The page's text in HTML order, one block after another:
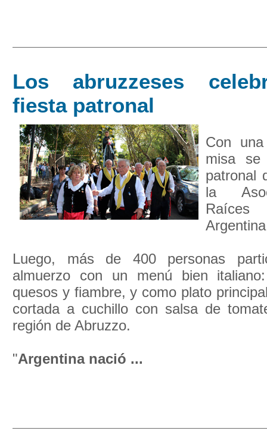
Los abruzzeses
fiesta patronal
Con
misa se
patronal
la
Luego, más de 400 personas
almuerzo con un menú bien
quesos y fiambre, y como plato
cortada a cuchillo con salsa de
región de Abruzzo.
"Argentina nació ...